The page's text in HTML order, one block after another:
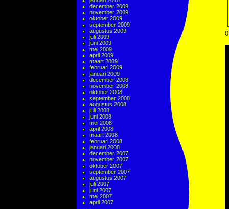
december 2009
november 2009
oktober 2009
september 2009
augustus 2009
juli 2009
juni 2009
mei 2009
april 2009
maart 2009
februari 2009
januari 2009
december 2008
november 2008
oktober 2008
september 2008
augustus 2008
juli 2008
juni 2008
mei 2008
april 2008
maart 2008
februari 2008
januari 2008
december 2007
november 2007
oktober 2007
september 2007
augustus 2007
juli 2007
juni 2007
mei 2007
april 2007